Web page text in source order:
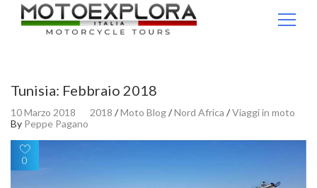
Tunisia: Febbraio 2018
10 Marzo 2018 2018 /Moto Blog/Nord Africa /Viaggi in moto
By Peppe Pagano
0